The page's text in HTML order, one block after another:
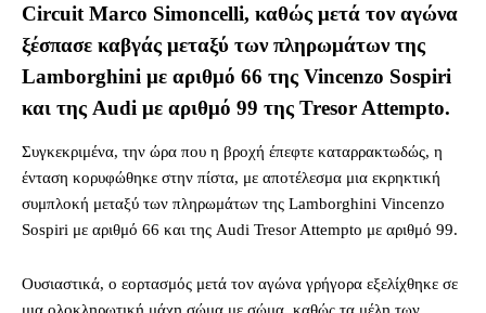
Circuit Marco Simoncelli, καθώς μετά τον αγώνα
ξέσπασε καβγάς μεταξύ των πληρωμάτων της
Lamborghini με αριθμό 66 της Vincenzo Sospiri
και της Audi με αριθμό 99 της Tresor Attempto.
Συγκεκριμένα, την ώρα που η βροχή έπεφτε καταρρακτωδώς, η
ένταση κορυφώθηκε στην πίστα, με αποτέλεσμα μια εκρηκτική
συμπλοκή μεταξύ των πληρωμάτων της Lamborghini Vincenzo
Sospiri με αριθμό 66 και της Audi Tresor Attempto με αριθμό 99.
Ουσιαστικά, ο εορτασμός μετά τον αγώνα γρήγορα εξελίχθηκε σε
μια ολοκληρωτική μάχη σώμα με σώμα, καθώς τα μέλη των